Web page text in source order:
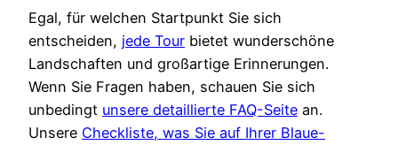
Egal, für welchen Startpunkt Sie sich
entscheiden, jede Tour bietet wunderschöne
Landschaften und großartige Erinnerungen.
Wenn Sie Fragen haben, schauen Sie sich
unbedingt unsere detaillierte FAQ-Seite an.
Unsere Checkliste, was Sie auf Ihrer Blaue-